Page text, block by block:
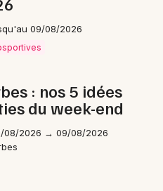
Pyrénées
09/08/2026
: nos 5 idées
du week-end
08/2026 → 09/08/2026